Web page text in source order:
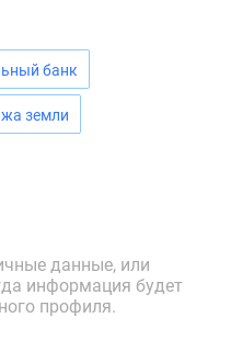
банк
земли
данные, или
информация будет
профиля.